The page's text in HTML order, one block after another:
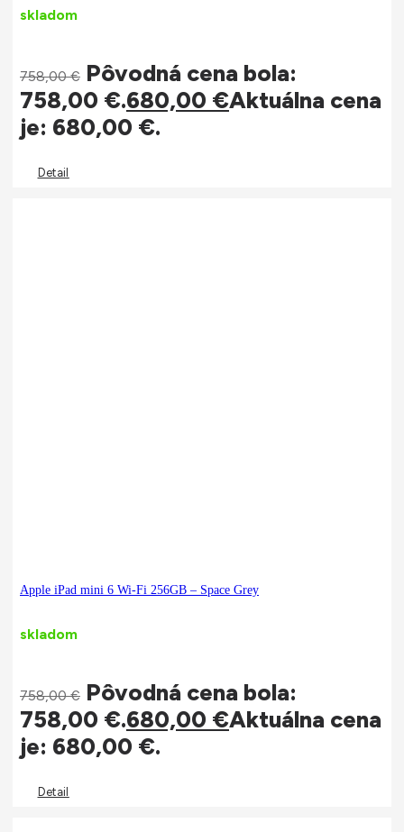
skladom
758,00€ Pôvodná cena bola:
758,00 €.680,00 €Aktuálna cena
je: 680,00 €.
Detail
Apple iPad mini 6 Wi-Fi 256GB – Space Grey
skladom
758,00€ Pôvodná cena bola:
758,00 €.680,00 €Aktuálna cena
je: 680,00 €.
Detail